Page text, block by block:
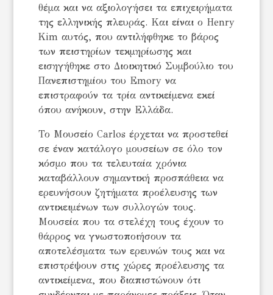
θέμα και να αξιολογήσει τα επιχειρήματα
της ελληνικής πλευράς. Και είναι ο Henry
Kim αυτός, που αντιλήφθηκε το βάρος
των πειστηρίων τεκμηρίωσης και
εισηγήθηκε στο Διοικητικό Συμβούλιο του
Πανεπιστημίου του Emory να
επιστραφούν τα τρία αντικείμενα εκεί
όπου ανήκουν, στην Ελλάδα.
Το Μουσείο Carlos έρχεται να προστεθεί
σε έναν κατάλογο μουσείων σε όλο τον
κόσμο που τα τελευταία χρόνια
καταβάλλουν σημαντική προσπάθεια να
ερευνήσουν ζητήματα προέλευσης των
αντικειμένων των συλλογών τους.
Μουσεία που τα στελέχη τους έχουν το
θάρρος να γνωστοποιήσουν τα
αποτελέσματα των ερευνών τους και να
επιστρέψουν στις χώρες προέλευσης τα
αντικείμενα, που διαπιστώνουν ότι